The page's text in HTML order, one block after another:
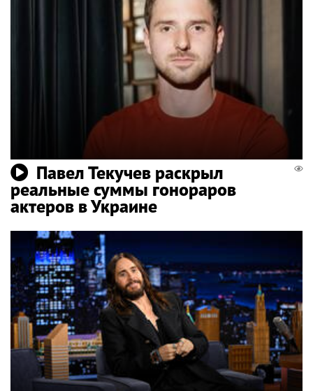
Павел Текучев раскрыл
реальные суммы гонораров
актеров в Украине